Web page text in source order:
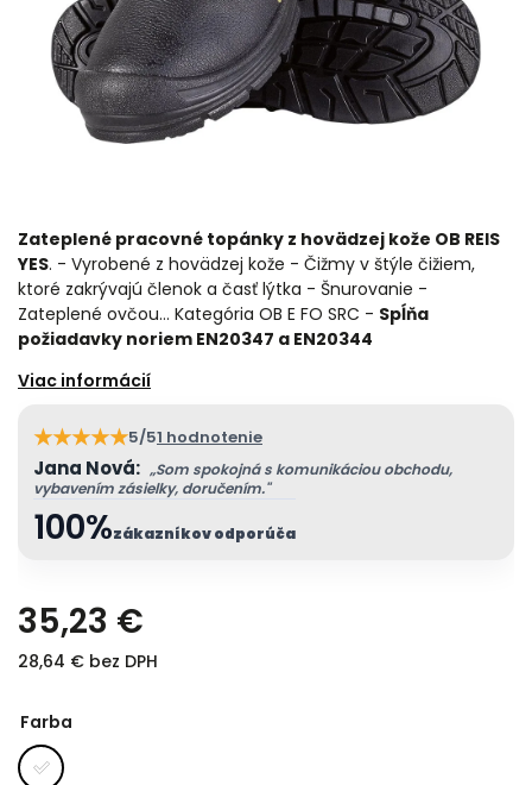
Zateplené pracovné topánky z hovädzej kože OB REIS
YES. - Vyrobené z hovädzej kože - Čižmy v štýle čižiem,
ktoré zakrývajú členok a časť lýtka - Šnurovanie -
Zateplené ovčou… Kategória OB E FO SRC - Spĺňa
požiadavky noriem EN20347 a EN20344
★★★★★5/51 hodnotenie
100%zákazníkov odporúča
Jana Nová: „Som spokojná s komunikáciou obchodu,
vybavením zásielky, doručením."
35,23 €
28,64 € bez DPH
Farba